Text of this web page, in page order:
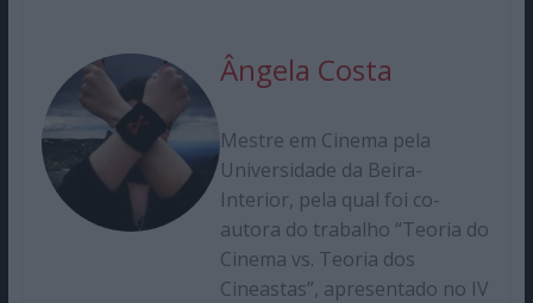
Ângela Costa
Mestre em Cinema pela
Universidade da Beira-
Interior, pela qual foi co-
autora do trabalho “Teoria do
Cinema vs. Teoria dos
Cineastas”, apresentado no IV